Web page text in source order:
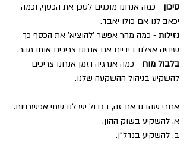
סיכון - כמה אנחנו מוכנים לסכן את הכסף, וכמה
יכאב לנו אם כולו יאבד.
נזילות - כמה מהר אפשר 'להוציא' את הכסף כך
שיהיה אצלנו בידיים אם אנחנו צריכים אותו מהר.
בלבול מוח - כמה אנרגיה וזמן אנחנו צריכים
להשקיע בניהול ההשקעה שלנו.
אחרי שהבנו את זה, בגדול יש לנו שתי אפשרויות.
א. להשקיע בשוק ההון.
ב. להשקיע בנדל"ן.